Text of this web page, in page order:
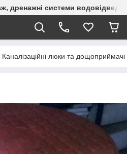
дренажні системи
Каналізаційні люки та дощоприймачі